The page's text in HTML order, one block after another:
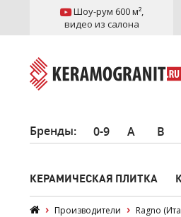
Шоу-рум 600 м²,
видео из салона
Бренды: 0-9 A B
КЕРАМИЧЕСКАЯ ПЛИТКА
Производители Ragno